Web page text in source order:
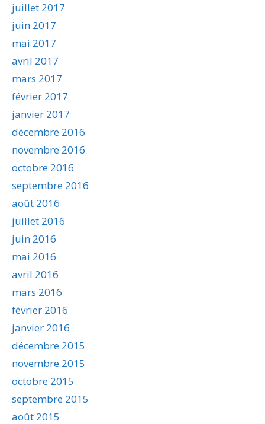
juillet 2017
juin 2017
mai 2017
avril 2017
mars 2017
février 2017
janvier 2017
décembre 2016
novembre 2016
octobre 2016
septembre 2016
août 2016
juillet 2016
juin 2016
mai 2016
avril 2016
mars 2016
février 2016
janvier 2016
décembre 2015
novembre 2015
octobre 2015
septembre 2015
août 2015